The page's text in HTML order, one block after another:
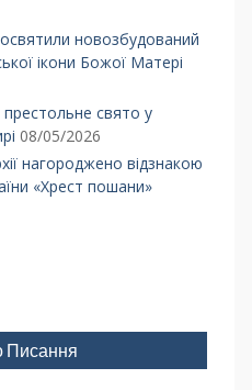
освятили новозбудований
ікони Божої Матері
свято у
08/05/2026
нагороджено відзнакою
«Хрест пошани»
Писання